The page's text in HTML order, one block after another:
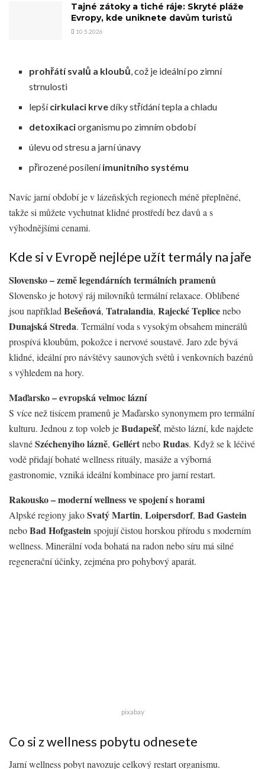
Tajné zátoky a tiché ráje: Skryté pláže
Evropy, kde uniknete davům turistů
10.5.2026
prohřátí svalů a kloubů , což je ideální po zimní
strnulosti
lepšícirkulaci krvedíky střídání tepla a chladu
detoxikaciorganismu po zimním období
úlevu od stresu a jarní únavy
přirozené posíleníimunitního systému
Navíc jarní období je v lázeňských regionech méně přeplněné,
takže si můžete vychutnat klidné prostředí bez davů a s
výhodnějšími cenami.
Kde si v Evropě nejlépe užít termály na jaře
Slovensko – země legendárních termálních pramenů
Slovensko je hotový ráj milovníků termální relaxace. Oblíbené
jsou například Bešeňová, Tatralandia, Rajecké Teplicenebo
Dunajská Streda. Termální voda s vysokým obsahem minerálů
prospívá kloubům, pokožce i nervové soustavě. Jaro zde bývá
klidné, ideální pro návštěvy saunových světů i venkovních bazénů
s výhledem na hory.
Maďarsko – evropská velmoc lázní
S více než tisícem pramenů je Maďarsko synonymem pro termální
kulturu. Jednou z top voleb jeBudapešť, město lázní, kde najdete
slavnéSzéchenyiho lázně, GellértneboRudas. Když se k léčivé
vodě přidají bohaté wellness rituály, masáže a výborná
gastronomie, vzniká ideální kombinace pro jarní restart.
Rakousko – moderní wellness ve spojení s horami
Alpské regiony jakoSvatý Martin, Loipersdorf, Bad Gastein
neboBad Hofgasteinspojují čistou horskou přírodu s moderním
wellness. Minerální voda bohatá na radon nebo síru má silné
regenerační účinky, zejména pro pohybový aparát.
pixabay
Co si z wellness pobytu odnesete
Jarní wellness pobyt navozuje celkový restart organismu.